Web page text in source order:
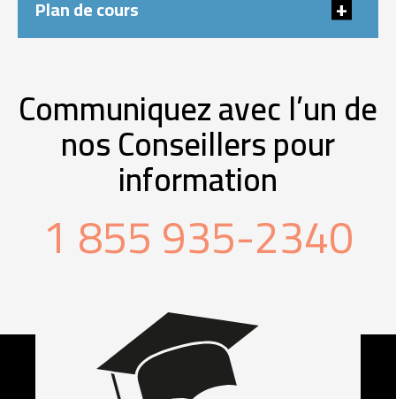
Plan de cours
Communiquez avec l’un de
nos Conseillers pour
information
1 855 935-2340